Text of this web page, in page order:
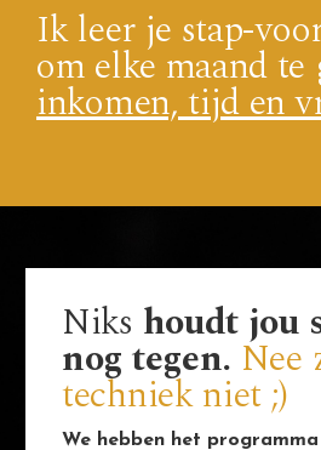
Ik leer je stap-
om elke maand te
inkomen, tijd en
Niks houdt jou
nog tegen. Nee
techniek niet ;)
We hebben het programma